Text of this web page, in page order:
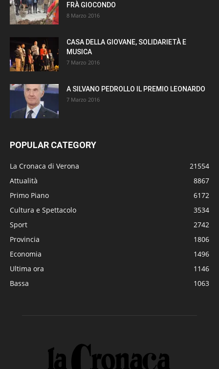
FRÀ GIOCONDO
8 Marzo 2016
CASA DELLA GIOVANE, SOLIDARIETÀ E
MUSICA
7 Marzo 2016
A SILVANO PEDROLLO IL PREMIO LEONARDO
7 Marzo 2016
POPULAR CATEGORY
La Cronaca di Verona
21554
Attualità
8867
Primo Piano
6172
Cultura e Spettacolo
3534
Sport
2742
Provincia
1806
Economia
1496
Ultima ora
1146
Bassa
1063